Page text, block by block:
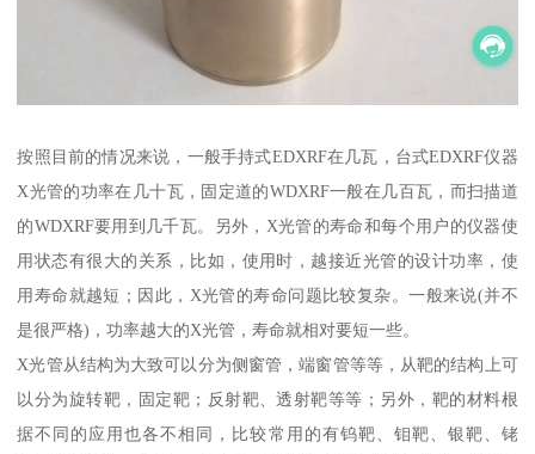
按照目前的情况来说，一般手持式EDXRF在几瓦，台式EDXRF仪器
X光管的功率在几十瓦，固定道的WDXRF一般在几百瓦，而扫描道
的WDXRF要用到几千瓦。另外，X光管的寿命和每个用户的仪器使
用状态有很大的关系，比如，使用时，越接近光管的设计功率，使
用寿命就越短；因此，X光管的寿命问题比较复杂。一般来说(并不
是很严格)，功率越大的X光管，寿命就相对要短一些。
X光管从结构为大致可以分为侧窗管，端窗管等等，从靶的结构上可
以分为旋转靶，固定靶；反射靶、透射靶等等；另外，靶的材料根
据不同的应用也各不相同，比较常用的有钨靶、钼靶、银靶、铑